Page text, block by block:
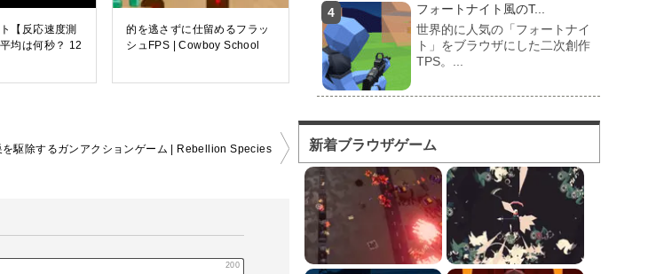
【反応速度測
均は何秒？ 12
的を逃さずに仕留めるフラッ
シュFPS | Cowboy School
を駆除するガンアクションゲーム | Rebellion Species
200
フォートナイト風のT...
世界的に人気の「フォートナイ
ト」をブラウザにした二次創作
TPS。...
フォートナイト風のマ...
対人ゲームとしてかなり人気の
高い「フォートナイト」をブラ
ウザで遊...
フォートナイト風の建...
フォートナイト風の建築バトル
が楽しめる無料ブラウザTPS。
新着ブラウザゲーム